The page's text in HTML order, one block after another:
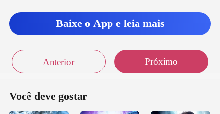
Baixe o App e leia mais
Anterior Próximo
Você deve gostar